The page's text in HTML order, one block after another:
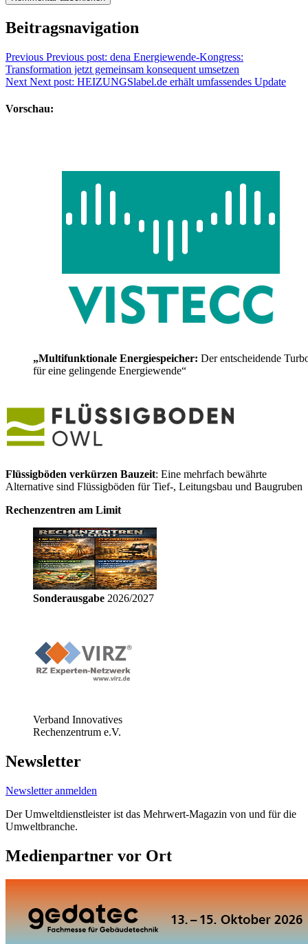
Beitragsnavigation
Previous Previous post: dena Energiewende-Kongress:
Transformation jetzt gemeinsam konsequent umsetzen
Next Next post: HEIZUNGSlabel.de erhält umfassendes Update
Vorschau:
„Multifunktionale Energiespeicher: Der entscheidende
für eine gelingende Energiewende“
Flüssigböden verkürzen Bauzeit: Eine mehrfach bewährte
Alternative sind Flüssigböden für Tief-, Leitungsbau und Baugruben
Rechenzentren am Limit
Sonderausgabe 2026/2027
Verband Innovatives
Rechenzentrum e.V.
Newsletter
Newsletter anmelden
Der Umweltdienstleister ist das Mehrwert-Magazin von und für die
Umweltbranche.
Medienpartner vor Ort